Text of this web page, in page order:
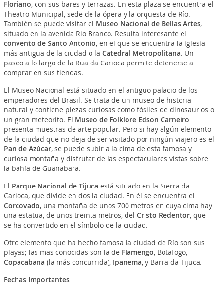
Floriano, con sus bares y terrazas. En esta plaza se encuentra el
Theatro Municipal, sede de la ópera y la orquesta de Río.
También se puede visitar el Museo Nacional de Bellas Artes,
situado en la avenida Rio Branco. Resulta interesante el
convento de Santo Antonio, en el que se encuentra la iglesia
más antigua de la ciudad o la Catedral Metropolitana. Un
paseo a lo largo de la Rua da Carioca permite detenerse a
comprar en sus tiendas.
El Museo Nacional está situado en el antiguo palacio de los
emperadores del Brasil. Se trata de un museo de historia
natural y contiene piezas curiosas como fósiles de dinosaurios o
un gran meteorito. El Museo de Folklore Edson Carneiro
presenta muestras de arte popular. Pero si hay algún elemento
de la ciudad que no deja de ser visitado por ningún viajero es el
Pan de Azúcar, se puede subir a la cima de esta famosa y
curiosa montaña y disfrutar de las espectaculares vistas sobre
la bahía de Guanabara.
El Parque Nacional de Tijuca está situado en la Sierra da
Carioca, que divide en dos la ciudad. En él se encuentra el
Corcovado, una montaña de unos 700 metros en cuya cima hay
una estatua, de unos treinta metros, del Cristo Redentor, que
se ha convertido en el símbolo de la ciudad.
Otro elemento que ha hecho famosa la ciudad de Río son sus
playas; las más conocidas son la de Flamengo, Botafogo,
Copacabana (la más concurrida),Ipanema, y Barra da Tijuca.
Fechas Importantes